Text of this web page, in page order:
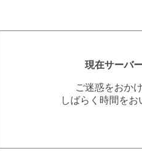
現在サーバ
ご迷惑をおか
しばらく時間を